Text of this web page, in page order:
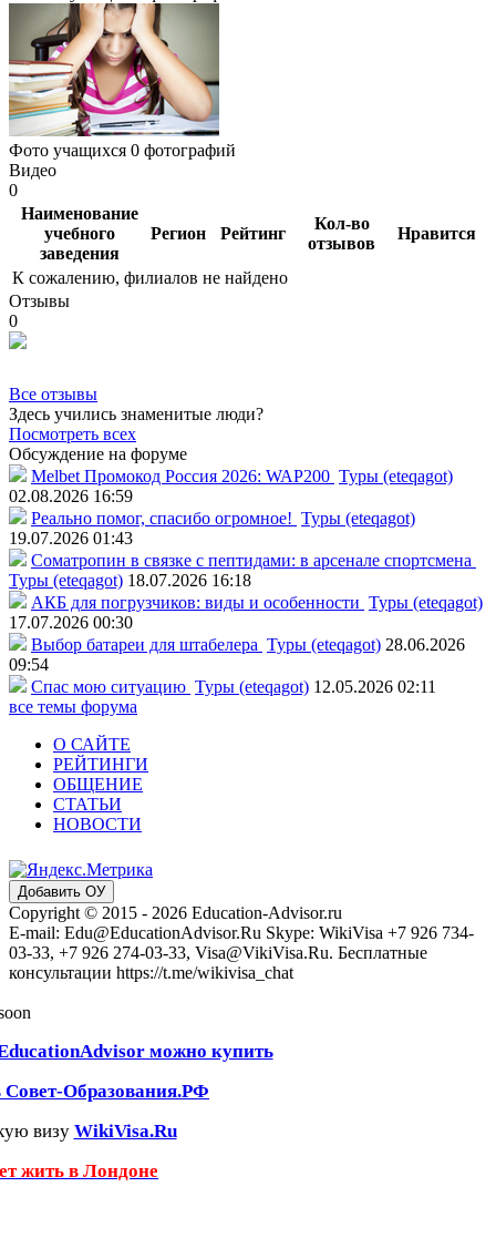
Фото учащихся 0 фотографий
Видео
0
Наименование
учебного
заведения
Регион Рейтинг
Кол-во
отзывов
Нравится
К сожалению, филиалов не найдено
Отзывы
0
Все отзывы
Здесь учились знаменитые люди?
Посмотреть всех
Обсуждение на форуме
Melbet Промокод Россия 2026: WAP200 Туры (eteqagot)
02.08.2026 16:59
Реально помог, спасибо огромное! Туры (eteqagot)
19.07.2026 01:43
Соматропин в связке с пептидами: в арсенале спортсмена
Туры (eteqagot) 18.07.2026 16:18
АКБ для погрузчиков: виды и особенности Туры (eteqagot)
17.07.2026 00:30
Выбор батареи для штабелера Туры (eteqagot) 28.06.2026
09:54
Спас мою ситуацию Туры (eteqagot) 12.05.2026 02:11
все темы форума
О САЙТЕ
РЕЙТИНГИ
ОБЩЕНИЕ
СТАТЬИ
НОВОСТИ
Добавить ОУ
Copyright © 2015 - 2026 Education-Advisor.ru
E-mail: Edu@EducationAdvisor.Ru Skype: WikiVisa +7 926 734-
03-33, +7 926 274-03-33, Visa@VikiVisa.Ru. Бесплатные
консультации https://t.me/wikivisa_chat
можно купить
Совет-Образования.РФ
визу WikiVisa.Ru
жить в Лондоне